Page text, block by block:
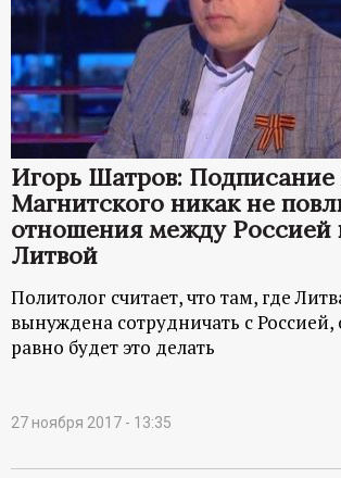
Игорь Шатров: Подписание
Магнитского никак не
отношения между Россией
Литвой
Политолог считает, что там, где
вынуждена сотрудничать с Россией,
равно будет это делать
27 ноября 2017 - 13:35